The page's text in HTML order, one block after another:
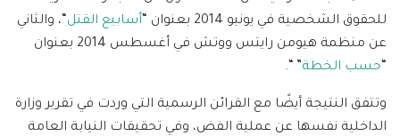
للحقوق الشخصية في يونيو 2014 بعنوان “
أسابيع القتل “، والثاني
عن منظمة هيومن رايتس ووتش في أغسطس 2014 بعنوان
حسب الخطة” “.
وتتفق النتيجة أيضًا مع القرائن الرسمية التي وردت في تقرير وزارة
الداخلية نفسها عن عملية الفض، وفي تحقيقات النيابة العامة